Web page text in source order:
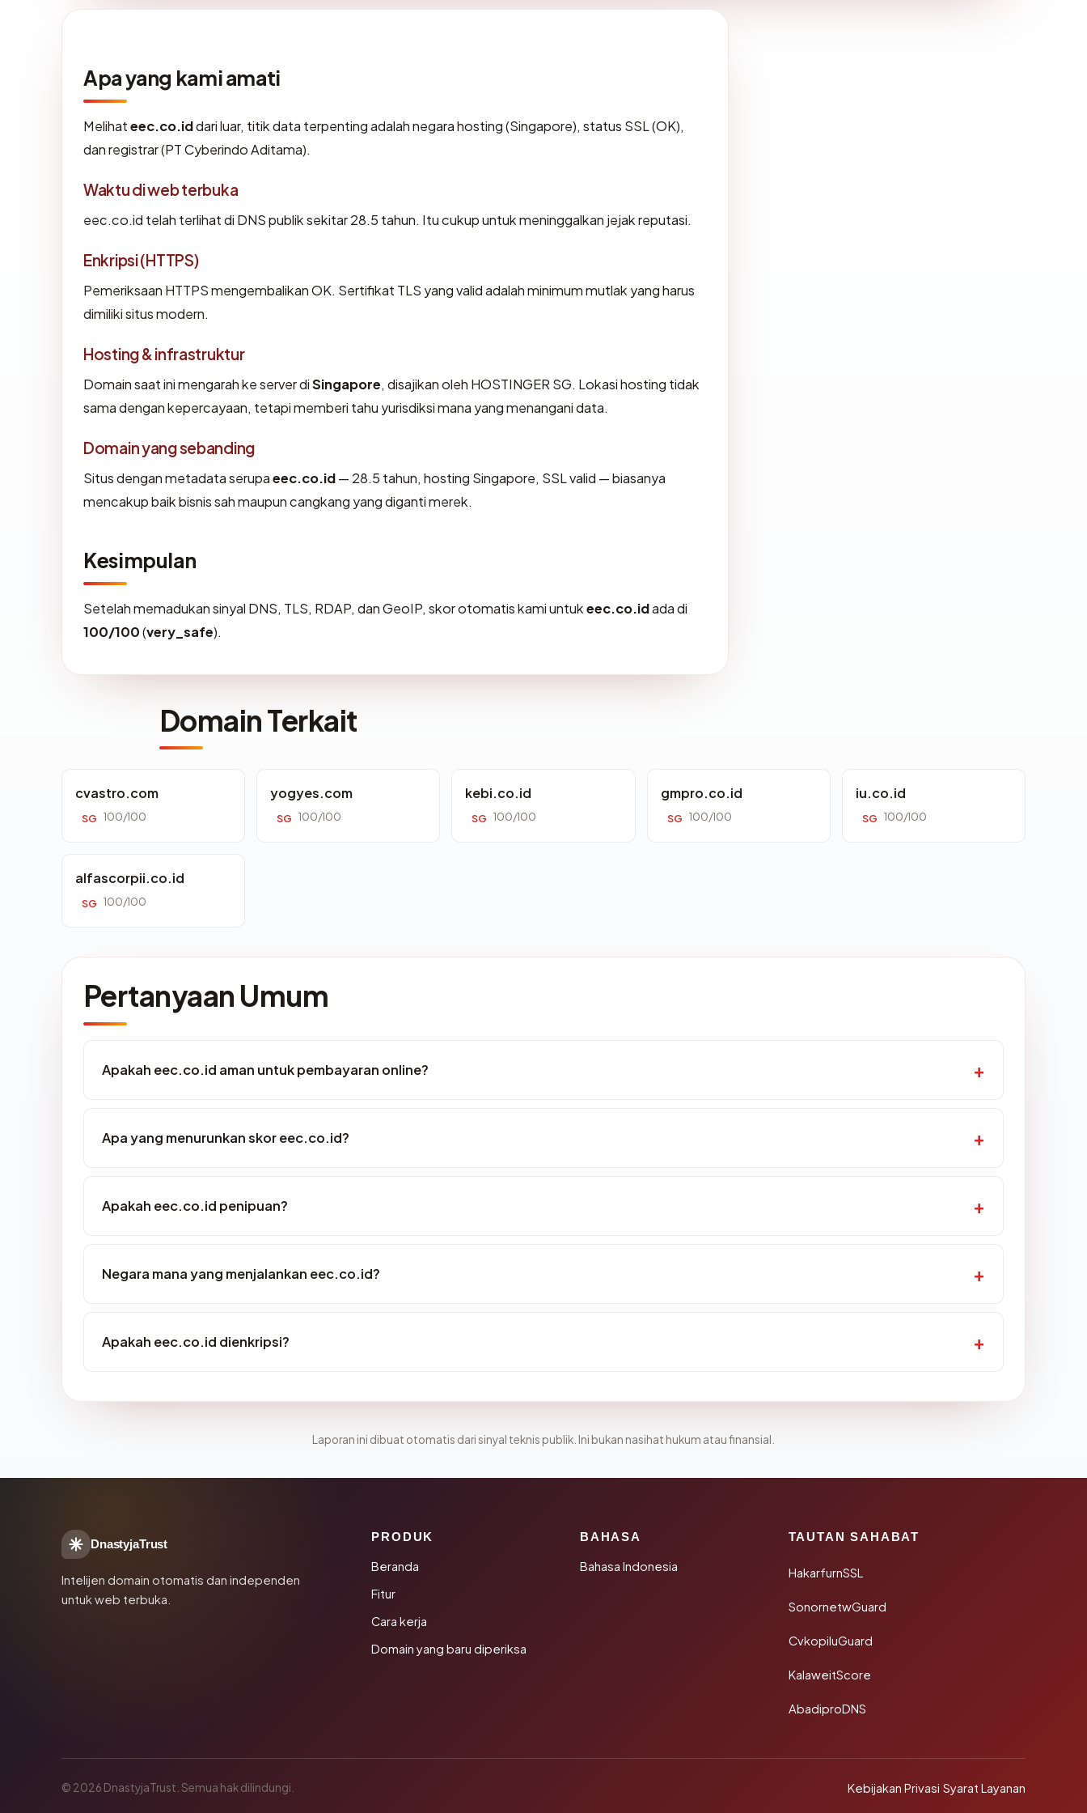
Apa yang kami amati
Melihateec.co.iddari luar, titik data terpenting adalah negara hosting (Singapore), status SSL (OK),
dan registrar (PT Cyberindo Aditama).
Waktu di web terbuka
eec.co.id telah terlihat di DNS publik sekitar 28.5 tahun. Itu cukup untuk meninggalkan jejak reputasi.
Enkripsi (HTTPS)
Pemeriksaan HTTPS mengembalikan OK. Sertifikat TLS yang valid adalah minimum mutlak yang harus
dimiliki situs modern.
Hosting & infrastruktur
Domain saat ini mengarah ke server diSingapore, disajikan oleh HOSTINGER SG. Lokasi hosting tidak
sama dengan kepercayaan, tetapi memberi tahu yurisdiksi mana yang menangani data.
Domain yang sebanding
Situs dengan metadata serupaeec.co.id— 28.5 tahun, hosting Singapore, SSL valid — biasanya
mencakup baik bisnis sah maupun cangkang yang diganti merek.
Kesimpulan
Setelah memadukan sinyal DNS, TLS, RDAP, dan GeoIP, skor otomatis kami untukeec.co.idada di
100/100(very_safe).
Domain Terkait
cvastro.com
SG 100/100
yogyes.com
SG 100/100
kebi.co.id
SG 100/100
gmpro.co.id
SG 100/100
iu.co.id
SG 100/100
alfascorpii.co.id
SG 100/100
Pertanyaan Umum
Apakah eec.co.id aman untuk pembayaran online?
Apa yang menurunkan skor eec.co.id?
Apakah eec.co.id penipuan?
Negara mana yang menjalankan eec.co.id?
Apakah eec.co.id dienkripsi?
Laporan ini dibuat otomatis dari sinyal teknis publik. Ini bukan nasihat hukum atau finansial.
DnastyjaTrust
Intelijen domain otomatis dan independen
untuk web terbuka.
PRODUK
Beranda
Fitur
Cara kerja
Domain yang baru diperiksa
BAHASA
Bahasa Indonesia
TAUTAN SAHABAT
HakarfurnSSL
SonornetwGuard
CvkopiluGuard
KalaweitScore
AbadiproDNS
© 2026 DnastyjaTrust. Semua hak dilindungi. Kebijakan Privasi·Syarat Layanan